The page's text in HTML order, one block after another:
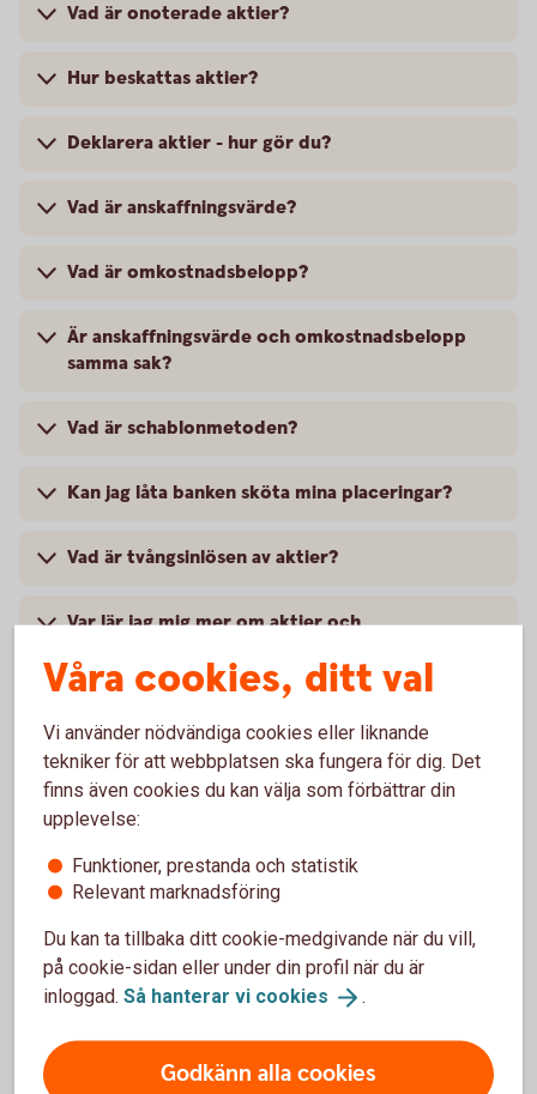
Vad är onoterade aktier?
Hur beskattas aktier?
Deklarera aktier - hur gör du?
Vad är anskaffningsvärde?
Vad är omkostnadsbelopp?
Är anskaffningsvärde och omkostnadsbelopp
samma sak?
Vad är schablonmetoden?
Kan jag låta banken sköta mina placeringar?
Vad är tvångsinlösen av aktier?
Var lär jag mig mer om aktier och
Hur flyttar jag mina aktier till er?
Köpa och sälja aktier
Handla aktier som kund
Logga in och handla
Våra cookies, ditt val
Vi använder nödvändiga cookies eller liknande
tekniker för att webbplatsen ska fungera för dig. Det
finns även cookies du kan välja som förbättrar din
upplevelse:
Funktioner, prestanda och statistik
Relevant marknadsföring
Du kan ta tillbaka ditt cookie-medgivande när du vill,
på cookie-sidan eller under din profil när du är
inloggad. Så hanterar vi cookies .
Godkänn alla cookies